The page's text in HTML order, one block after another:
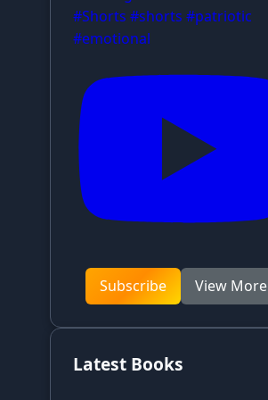
#Shorts #shorts #patriotic
#emotional
Subscribe View More
Latest Books